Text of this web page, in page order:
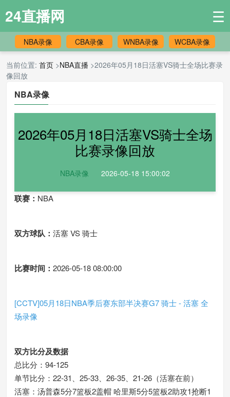
24直播网 ☰
NBA录像 CBA录像 WNBA录像 WCBA录像
当前位置: 首页 >NBA直播 >2026年05月18日活塞VS骑士全场比赛录
像回放
NBA录像
2026年05月18日活塞VS骑士全场
比赛录像回放
NBA录像 2026-05-18 15:00:02
联赛： NBA
双方球队： 活塞 VS 骑士
比赛时间： 2026-05-18 08:00:00
[CCTV]05月18日NBA季后赛东部半决赛G7 骑士 - 活塞 全
场录像
双方比分及数据
总比分：94-125
单节比分：22-31、25-33、26-35、21-26（活塞在前）
活塞：汤普森5分7篮板2盖帽 哈里斯5分5篮板2助攻1抢断1